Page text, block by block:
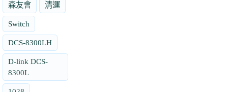
森友會 清運
Switch
DCS-8300LH
D-link DCS-
8300L